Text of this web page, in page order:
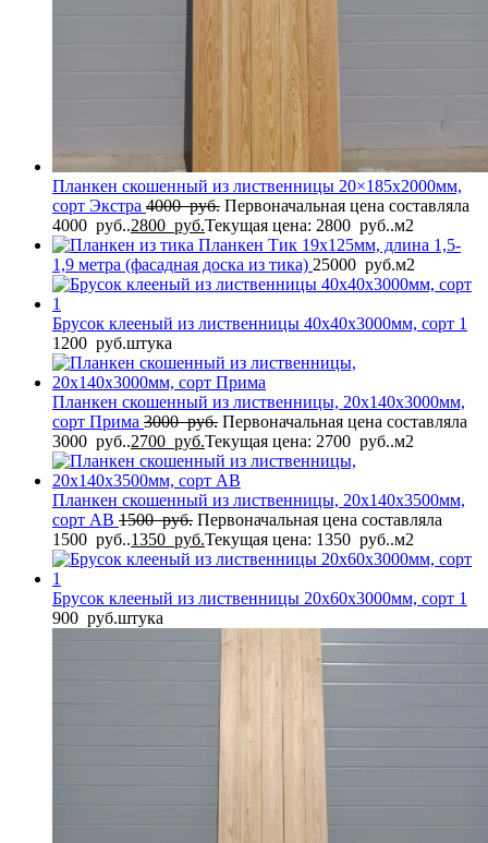
Планкен скошенный из лиственницы 20×185x2000мм,
сорт Экстра 4000руб. Первоначальная цена составляла
4000 руб..2800 руб.Текущая цена: 2800 руб..м2
Планкен Тик 19x125мм, длина 1,5-
1,9 метра (фасадная доска из тика) 25000 руб.м2
Брусок клееный из лиственницы 40x40x3000мм, сорт 1
1200 руб.штука
Планкен скошенный из лиственницы, 20x140x3000мм,
сорт Прима 3000руб. Первоначальная цена составляла
3000 руб..2700 руб.Текущая цена: 2700 руб..м2
Планкен скошенный из лиственницы, 20x140x3500мм,
сорт AB 1500руб. Первоначальная цена составляла
1500 руб..1350 руб.Текущая цена: 1350 руб..м2
Брусок клееный из лиственницы 20x60x3000мм, сорт 1
900 руб.штука